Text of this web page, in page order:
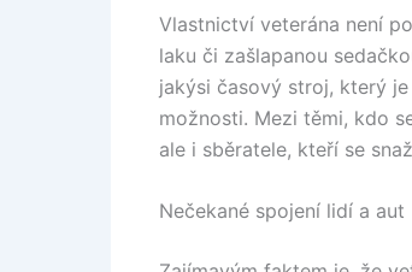
Vlastnictví veterána není
laku či zašlapanou
jakýsi časový stroj, který
možnosti. Mezi těmi, kdo
ale i sběratele, kteří se
Nečekané spojení lidí a aut